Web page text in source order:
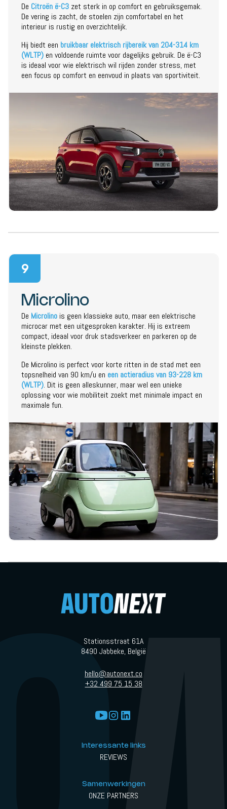
De Citroën ë-C3 zet sterk in op comfort en gebruiksgemak.
De vering is zacht, de stoelen zijn comfortabel en het
interieur is rustig en overzichtelijk.
Hij biedt een bruikbaar elektrisch rijbereik van 204-314 km
(WLTP) en voldoende ruimte voor dagelijks gebruik. De ë-C3
is ideaal voor wie elektrisch wil rijden zonder stress, met
een focus op comfort en eenvoud in plaats van sportiviteit.
9
Microlino
De Microlino is geen klassieke auto, maar een elektrische
microcar met een uitgesproken karakter. Hij is extreem
compact, ideaal voor druk stadsverkeer en parkeren op de
kleinste plekken.
De Microlino is perfect voor korte ritten in de stad met een
topsnelheid van 90 km/u en een actieradius van 93-228 km
(WLTP). Dit is geen alleskunner, maar wel een unieke
oplossing voor wie mobiliteit zoekt met minimale impact en
maximale fun.
Stationsstraat 61A
8490 Jabbeke, België
hello@autonext.co
+32 499 75 15 38
Interessante links
REVIEWS
Samenwerkingen
ONZE PARTNERS